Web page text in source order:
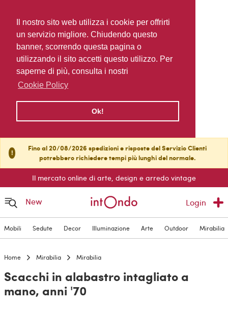
Il nostro sito web utilizza i cookie per offrirti
un servizio migliore. Chiudendo questo
banner, scorrendo questa pagina o
utilizzando il sito accetti questo utilizzo. Per
saperne di più, consulta i nostri
Cookie Policy
Ok!
!
Fino al 20/08/2026 spedizioni e risposte del Servizio Clienti
potrebbero richiedere tempi più lunghi del normale.
Il mercato online di arte, design e arredo vintage
New Login
Mobili Sedute Decor Illuminazione Arte Outdoor Mirabilia
Home Mirabilia Mirabilia
Scacchi in alabastro intagliato a
mano, anni '70